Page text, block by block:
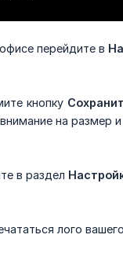
перейдите в
кнопку
на размер
в раздел
лого